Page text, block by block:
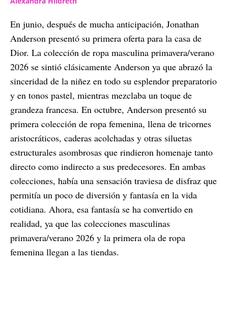
En junio, después de mucha anticipación, Jonathan
Anderson presentó su primera oferta para la casa de
Dior. La colección de ropa masculina primavera/verano
2026 se sintió clásicamente Anderson ya que abrazó la
sinceridad de la niñez en todo su esplendor preparatorio
y en tonos pastel, mientras mezclaba un toque de
grandeza francesa. En octubre, Anderson presentó su
primera colección de ropa femenina, llena de tricornes
aristocráticos, caderas acolchadas y otras siluetas
estructurales asombrosas que rindieron homenaje tanto
directo como indirecto a sus predecesores. En ambas
colecciones, había una sensación traviesa de disfraz que
permitía un poco de diversión y fantasía en la vida
cotidiana. Ahora, esa fantasía se ha convertido en
realidad, ya que las colecciones masculinas
primavera/verano 2026 y la primera ola de ropa
femenina llegan a las tiendas.